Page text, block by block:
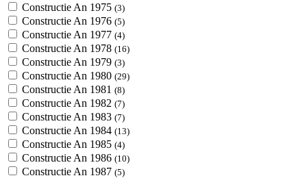
Constructie An 1975 (3)
Constructie An 1976 (5)
Constructie An 1977 (4)
Constructie An 1978 (16)
Constructie An 1979 (3)
Constructie An 1980 (29)
Constructie An 1981 (8)
Constructie An 1982 (7)
Constructie An 1983 (7)
Constructie An 1984 (13)
Constructie An 1985 (4)
Constructie An 1986 (10)
Constructie An 1987 (5)